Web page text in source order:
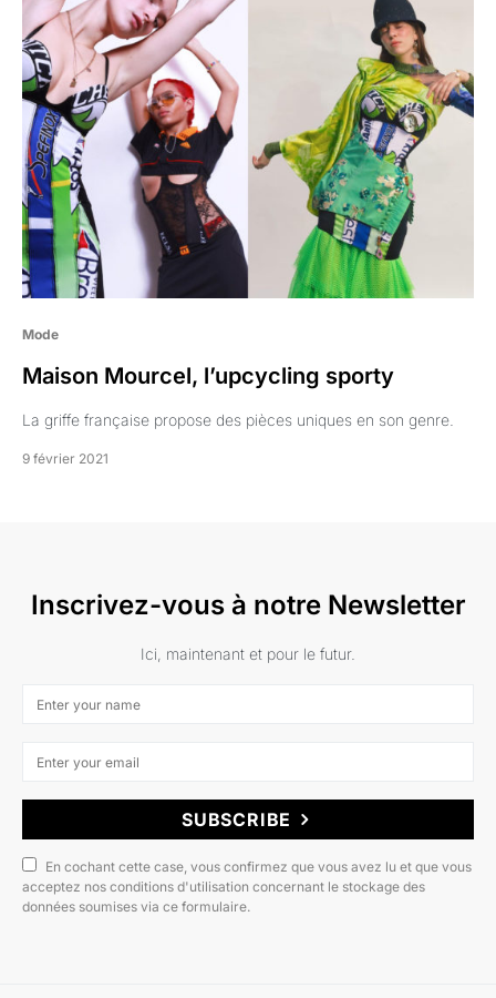
Mode
Maison Mourcel, l’upcycling sporty
La griffe française propose des pièces uniques en son genre.
9 février 2021
Inscrivez-vous à notre Newsletter
Ici, maintenant et pour le futur.
SUBSCRIBE
En cochant cette case, vous confirmez que vous avez lu et que vous
acceptez nos conditions d'utilisation concernant le stockage des
données soumises via ce formulaire.